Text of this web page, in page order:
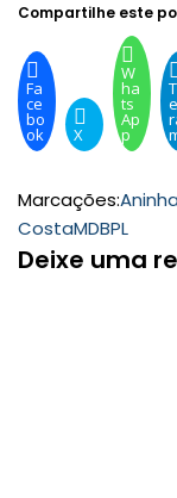
Compartilhe este
Fa
ce
bo
ok X
W
ha
ts
Ap
p
Marcações:
CostaMDBPL
Deixe uma